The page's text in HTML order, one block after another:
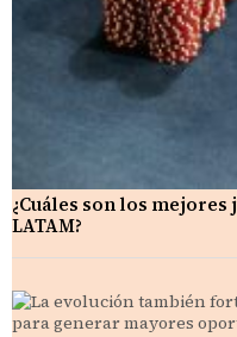
¿Cuáles son los mejores
LATAM?